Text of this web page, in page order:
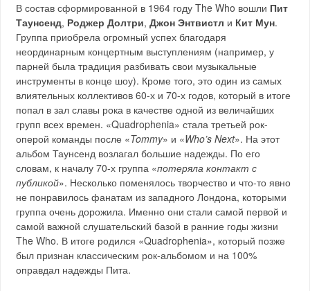
В состав сформированной в 1964 году The Who вошли Пит
Таунсенд, Роджер Долтри,Джон Энтвистл и Кит Мун.
Группа приобрела огромный успех благодаря
неординарным концертным выступлениям (например, у
парней была традиция разбивать свои музыкальные
инструменты в конце шоу). Кроме того, это один из самых
влиятельных коллективов 60-х и 70-х годов, который в итоге
попал в зал славы рока в качестве одной из величайших
групп всех времен. «Quadrophenia» стала третьей рок-
оперой команды после «Tommy» и «Who’s Next». На этот
альбом Таунсенд возлагал большие надежды. По его
словам, к началу 70-х группа «потеряла контакт с
публикой». Несколько поменялось творчество и что-то явно
не понравилось фанатам из западного Лондона, которыми
группа очень дорожила. Именно они стали самой первой и
самой важной слушательский базой в ранние годы жизни
The Who. В итоге родился «Quadrophenia», который позже
был признан классическим рок-альбомом и на 100%
оправдал надежды Пита.